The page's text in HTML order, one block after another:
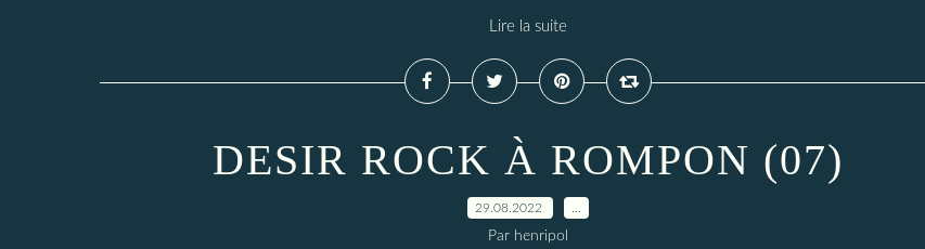
Lire la suite
DESIR ROCK À ROMPON (07)
29.08.2022
Par henripol